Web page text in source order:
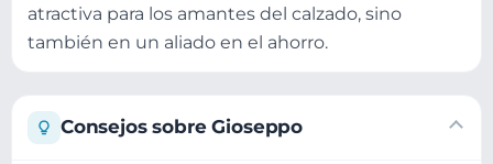
atractiva para los amantes del calzado, sino
también en un aliado en el ahorro.
Consejos sobre Gioseppo